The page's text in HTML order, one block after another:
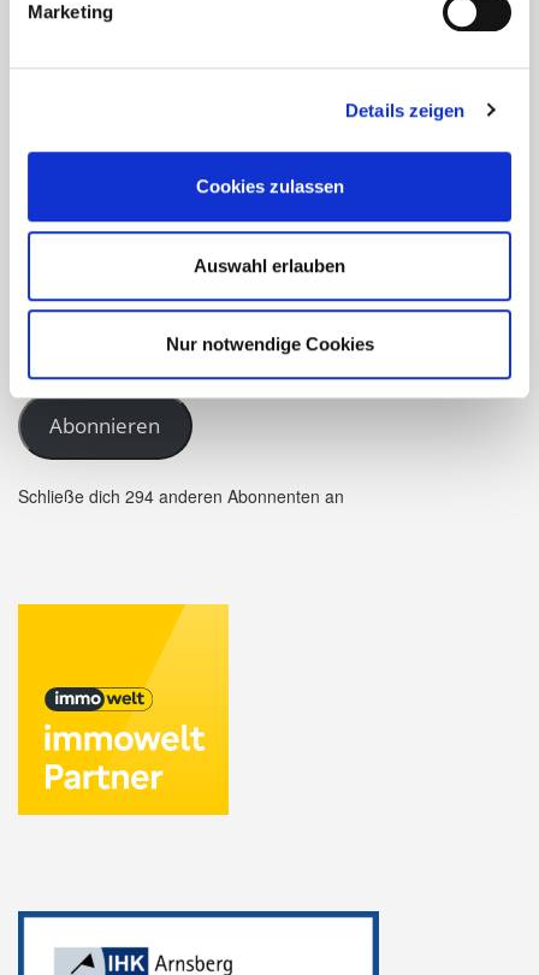
Marketing
Details zeigen
Cookies zulassen
Auswahl erlauben
Nur notwendige Cookies
Geben Sie hier Ihre Email-Adresse an, um unser
neue Beiträge via E-Mail zu erhalten.
Abonnieren
Schließe dich 294 anderen Abonnenten an